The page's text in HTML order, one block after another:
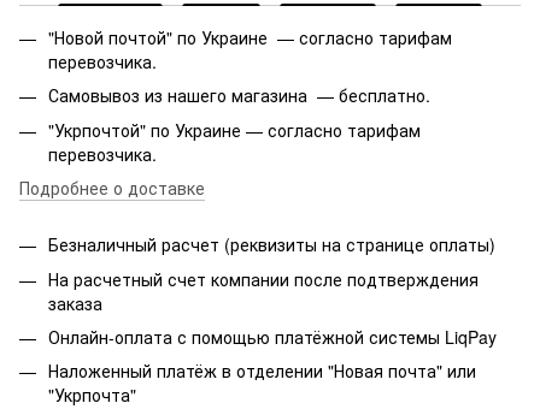
"Новой почтой" по Украине — согласно тарифам
перевозчика.
Самовывоз из нашего магазина — бесплатно.
"Укрпочтой" по Украине — согласно тарифам
перевозчика.
Подробнее о доставке
Безналичный расчет (реквизиты на странице оплаты)
На расчетный счет компании после подтверждения
заказа
Онлайн-оплата с помощью платёжной системы LiqPay
Наложенный платёж в отделении "Новая почта" или
"Укрпочта"